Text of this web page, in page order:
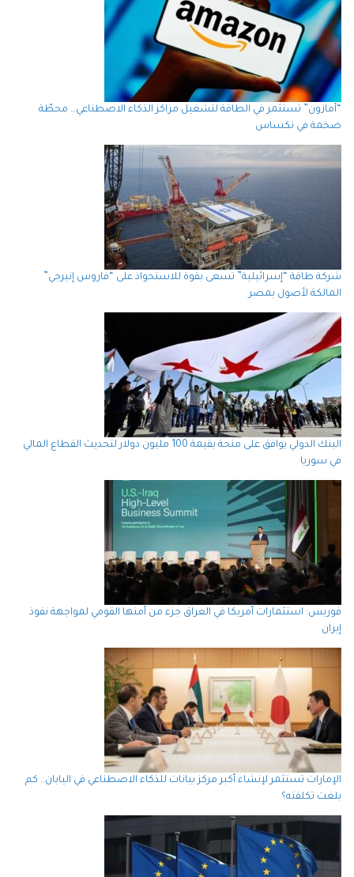
“أمازون” تستثمر في الطاقة لتشغيل مراكز الذكاء الاصطناعي… محطّة
ضخمة في تكساس
شركة طاقة “إسرائيلية” تسعى بقوة للاستحواذ على “فاروس إنيرجي”
المالكة لأصول بمصر
البنك الدولي يوافق على منحة بقيمة 100 مليون دولار لتحديث القطاع المالي
في سوريا
فوربس: استثمارات أمريكا في العراق جزء من أمنها القومي لمواجهة نفوذ
إيران
الإمارات تستثمر لإنشاء أكبر مركز بيانات للذكاء الاصطناعي في اليابان.. كم
بلغت تكلفته؟